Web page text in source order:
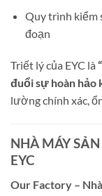
Quy trình kiểm
đoạn
Triết lý của EYC là
đuổi sự hoàn hảo
lường chính xác,
NHÀ MÁY
EYC
Our Factory –